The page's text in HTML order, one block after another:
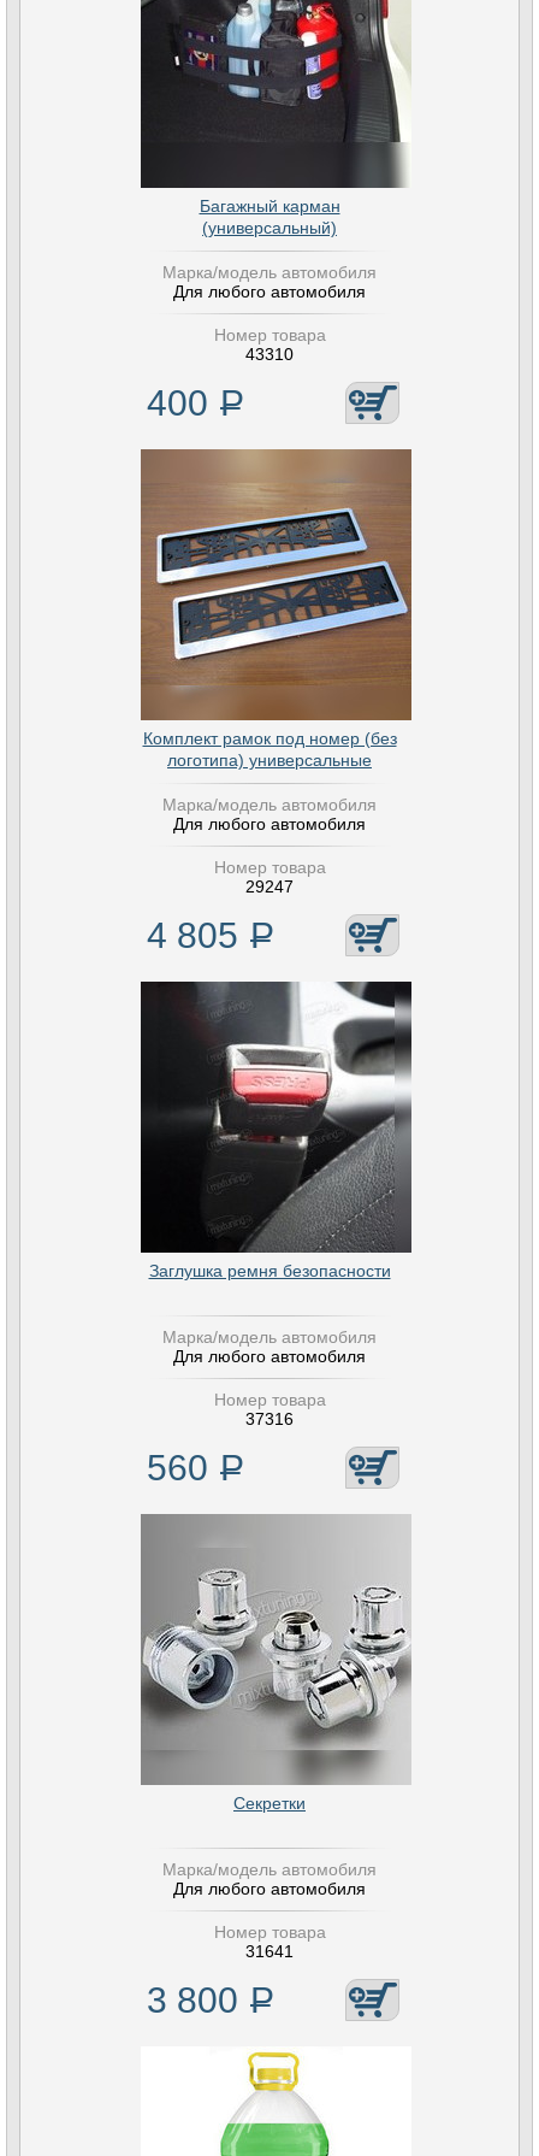
Багажный карман
(универсальный)
Марка/модель автомобиля
Для любого автомобиля
Номер товара
43310
400 Р
Комплект рамок под номер (без
логотипа) универсальные
Марка/модель автомобиля
Для любого автомобиля
Номер товара
29247
4 805 Р
Заглушка ремня безопасности
Марка/модель автомобиля
Для любого автомобиля
Номер товара
37316
560 Р
Секретки
Марка/модель автомобиля
Для любого автомобиля
Номер товара
31641
3 800 Р